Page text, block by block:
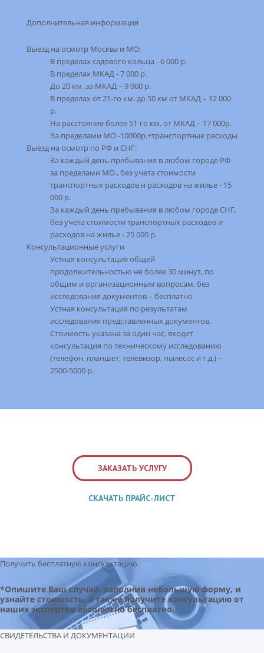
Дополнительная информация
Выезд на оcмотр Москва и МО:
В пределах садового кольца - 6 000 р.
В пределах МКАД - 7 000 р.
До 20 км. за МКАД – 9 000 р.
В пределах от 21-го км. до 50 км от МКАД – 12 000
р.
На расстояние более 51-го км. от МКАД – 17 000р.
За пределами МО -10000р.+транспортные расходы
Выезд на осмотр по РФ и СНГ:
За каждый день пребывания в любом городе РФ
за пределами МО , без учета стоимости
транспортных расходов и расходов на жилье - 15
000 р.
За каждый день пребывания в любом городе СНГ,
без учета стоимости транспортных расходов и
расходов на жилье - 25 000 р.
Консультационные услуги
Устная консультация общей
продолжительностью не более 30 минут, по
общим и организационным вопросам, без
исследования документов – бесплатно
Устная консультация по результатам
исследования представленных документов.
Стоимость указана за один час, входит
консультация по техническому исследованию
(телефон, планшет, телевизор, пылесос и т.д.) –
2500-5000 р.
ЗАКАЗАТЬ УСЛУГУ
СКАЧАТЬ ПРАЙС-ЛИСТ
Получить бесплатную консультацию
*Опишите Ваш случай, заполнив небольшую форму, и
узнайте стоимость, а также получите консультацию от
наших экспертов абсолютно бесплатно.
СВИДЕТЕЛЬСТВА И ДОКУМЕНТАЦИИ